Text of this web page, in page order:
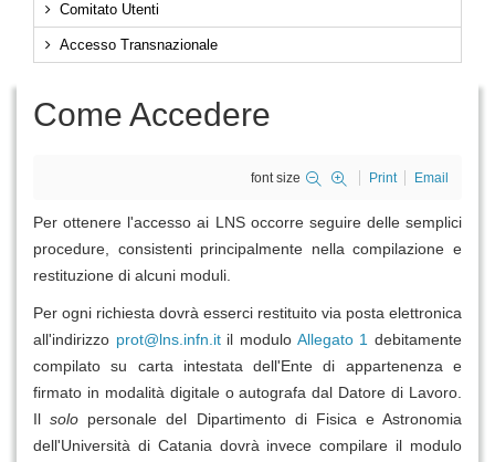
Comitato Utenti
Accesso Transnazionale
Come Accedere
font size Print Email
Per ottenere l'accesso ai LNS occorre seguire delle semplici
procedure, consistenti principalmente nella compilazione e
restituzione di alcuni moduli.
Per ogni richiesta dovrà esserci restituito via posta elettronica
all'indirizzo prot@lns.infn.itil modulo Allegato 1 debitamente
compilato su carta intestata dell'Ente di appartenenza e
firmato in modalità digitale o autografa dal Datore di Lavoro.
Ilsolo personale del Dipartimento di Fisica e Astronomia
dell'Università di Catania dovrà invece compilare il modulo